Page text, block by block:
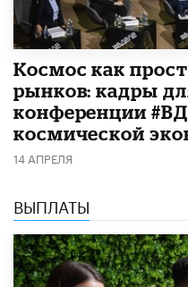
Космос как
рынков: кадры
конференции
космической
14 АПРЕЛЯ
ВЫПЛАТЫ